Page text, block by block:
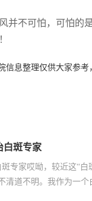
并不可怕，可怕的
信息整理仅供大家参考
白斑专家
专家哎呦，较近这“
清道不明。我作为一